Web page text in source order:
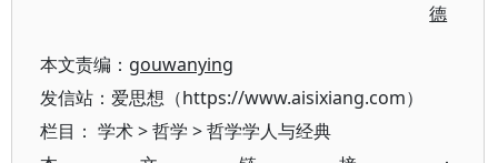
德
本文责编： gouwanying
发信站：爱思想（https://www.aisixiang.com）
栏目： 学术>哲学 >哲学学人与经典